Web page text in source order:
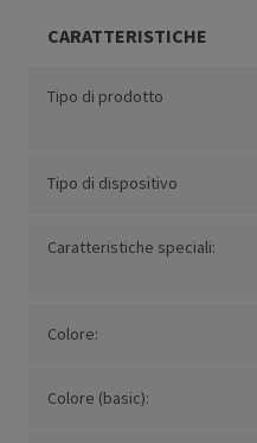
CARATTERISTICHE
Tipo di prodotto
Tipo di dispositivo
Caratteristiche speciali:
Colore:
Colore (basic):